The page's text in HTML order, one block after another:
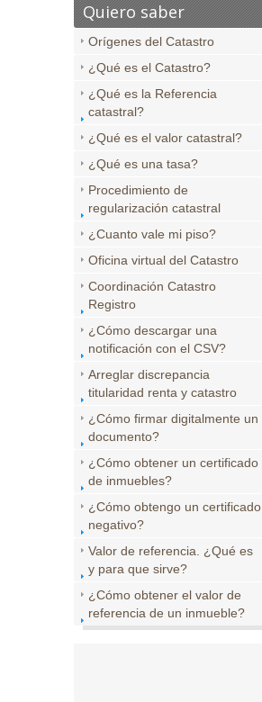
Quiero saber
Orígenes del Catastro
¿Qué es el Catastro?
¿Qué es la Referencia
catastral?
¿Qué es el valor catastral?
¿Qué es una tasa?
Procedimiento de
regularización catastral
¿Cuanto vale mi piso?
Oficina virtual del Catastro
Coordinación Catastro
Registro
¿Cómo descargar una
notificación con el CSV?
Arreglar discrepancia
titularidad renta y catastro
¿Cómo firmar digitalmente un
documento?
¿Cómo obtener un certificado
de inmuebles?
¿Cómo obtengo un certificado
negativo?
Valor de referencia. ¿Qué es
y para que sirve?
¿Cómo obtener el valor de
referencia de un inmueble?